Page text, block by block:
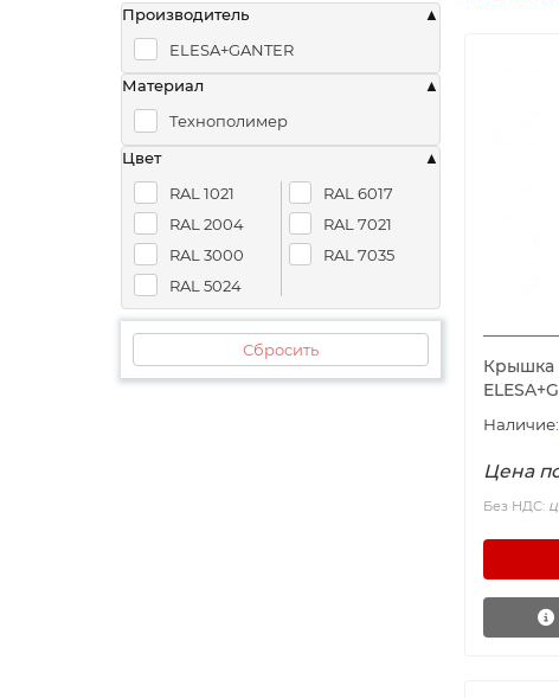
Производитель
ELESA+GANTER
Материал
Технополимер
Цвет
RAL 1021
RAL 2004
RAL 3000
RAL 5024
RAL 6017
RAL 7021
RAL 7035
Сбросить
Крышка
Цена
Без НДС: